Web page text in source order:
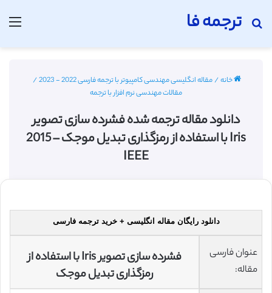
ترجمه فا
جستجو برای
خانه/مقاله انگلیسی مهندسی کامپیوتر با ترجمه فارسی 2022 - 2023
/
مقالات مهندسی نرم افزار با ترجمه
دانلود مقاله ترجمه شده فشرده سازی تصویر
Iris با استفاده از رمزگذاری تبدیل موجک – 2015
IEEE
دانلود رایگان مقاله انگلیسی + خرید ترجمه فارسی
عنوان فارسی
مقاله:
فشرده سازی تصویر Iris با استفاده از
رمزگذاری تبدیل موجک